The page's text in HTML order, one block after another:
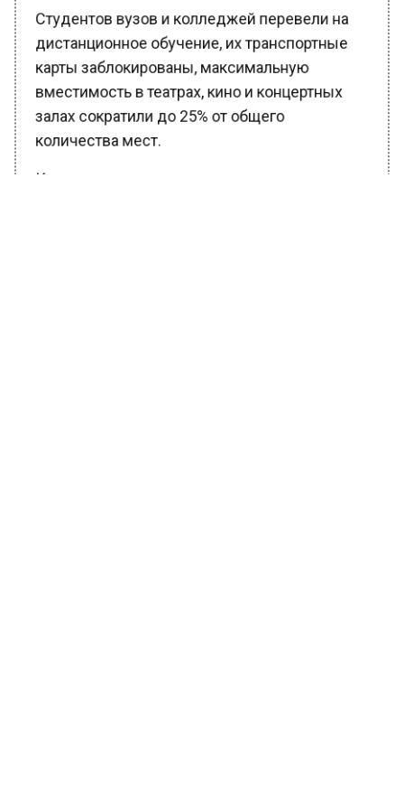
Студентов вузов и колледжей перевели на
дистанционное обучение, их транспортные
карты заблокированы, максимальную
вместимость в театрах, кино и концертных
залах сократили до 25% от общего
количества мест.